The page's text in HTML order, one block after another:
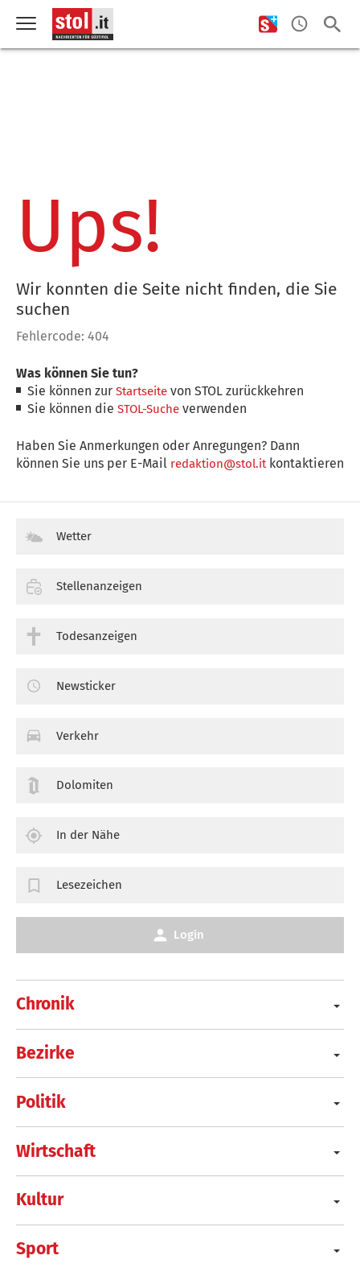
Ups!
Wir konnten die Seite nicht finden, die Sie
suchen
Fehlercode: 404
Was können Sie tun?
Sie können zurStartseite von STOL zurückkehren
Sie können dieSTOL-Suche verwenden
Haben Sie Anmerkungen oder Anregungen? Dann
können Sie uns per E-Mail redaktion@stol.itkontaktieren
Chronik
Bezirke
Politik
Wirtschaft
Kultur
Sport
Wetter
Stellenanzeigen
Todesanzeigen
Newsticker
Verkehr
Dolomiten
In der Nähe
Lesezeichen
Login